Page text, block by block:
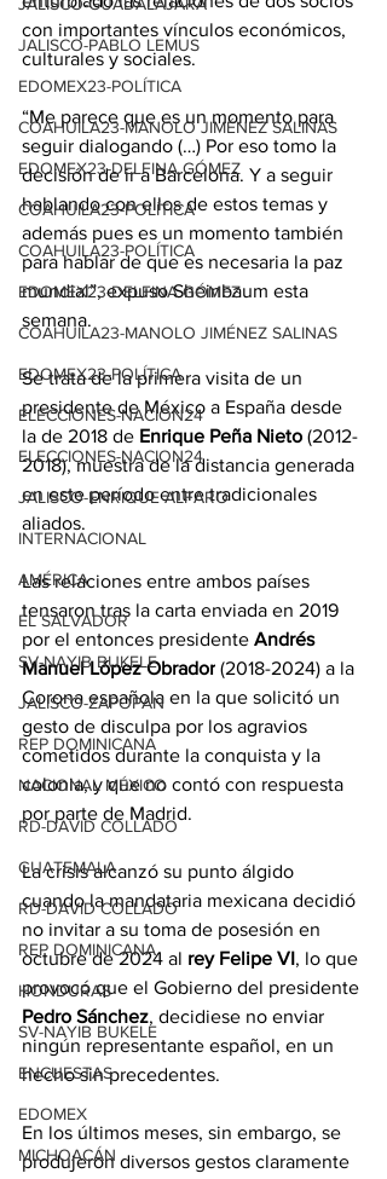
JALISCO-PABLO LEMUS
EDOMEX23-POLÍTICA
COAHUILA23-MANOLO JIMÉNEZ SALINAS
EDOMEX23-DELFINA GÓMEZ
COAHUILA23-POLÍTICA
COAHUILA23-POLÍTICA
EDOMEX23-DELFINA GÓMEZ
COAHUILA23-MANOLO JIMÉNEZ SALINAS
EDOMEX23-POLÍTICA
ELECCIONES-NACION24
ELECCIONES-NACION24
JALISCO-ENRIQUE ALFARO
INTERNACIONAL
AMÉRICA
EL SALVADOR
SV-NAYIB BUKELE
JALISCO-ZAPOPAN
REP DOMINICANA
NACIONAL MÉXICO
RD-DAVID COLLADO
GUATEMALA
RD-DAVID COLLADO
REP DOMINICANA
HONDURAS
SV-NAYIB BUKELE
ENCUESTAS
EDOMEX
MICHOACÁN
con importantes vínculos económicos,
culturales y sociales.
“Me parece que es un momento para
seguir dialogando (…) Por eso tomo la
decisión de ir a Barcelona. Y a seguir
hablando con ellos de estos temas y
además pues es un momento también
para hablar de que es necesaria la paz
mundial”, expuso Sheinbaum esta
semana.
Se trata de la primera visita de un
presidente de México a España desde
la de 2018 de Enrique Peña Nieto (2012-
2018), muestra de la distancia generada
en este período entre tradicionales
aliados.
Las relaciones entre ambos países
tensaron tras la carta enviada en 2019
por el entonces presidente Andrés
Manuel López Obrador (2018-2024) a la
Corona española en la que solicitó un
gesto de disculpa por los agravios
cometidos durante la conquista y la
colonia, y que no contó con respuesta
por parte de Madrid.
La crisis alcanzó su punto álgido
cuando la mandataria mexicana decidió
no invitar a su toma de posesión en
octubre de 2024 al rey Felipe VI, lo que
provocó que el Gobierno del presidente
Pedro Sánchez, decidiese no enviar
ningún representante español, en un
hecho sin precedentes.
En los últimos meses, sin embargo, se
produjeron diversos gestos claramente